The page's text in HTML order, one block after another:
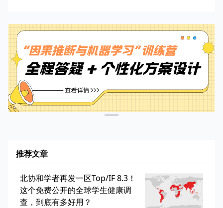
推荐文章
北协和学者再发一区Top/IF 8.3！
这个免费公开的全球学生健康调
查，到底有多好用？